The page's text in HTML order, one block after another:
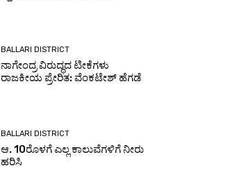
BALLARI DISTRICT
ನಾಗೇಂದ್ರ ವಿರುದ್ಧದ ಟೀಕೆಗಳು
ರಾಜಕೀಯ ಪ್ರೇರಿತ: ವೆಂಕಟೇಶ್ ಹೆಗಡೆ
BALLARI DISTRICT
ಆ. 10ರೊಳಗೆ ಎಲ್ಲ ಕಾಲುವೆಗಳಿಗೆ ನೀರು
ಹರಿಸಿ